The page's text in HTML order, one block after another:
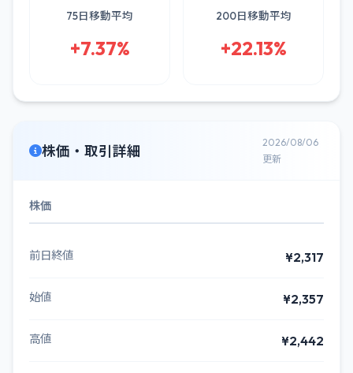
75日移動平均
+7.37%
200日移動平均
+22.13%
株価・取引詳細
2026/08/06
更新
株価
前日終値 ¥2,317
始値 ¥2,357
高値 ¥2,442